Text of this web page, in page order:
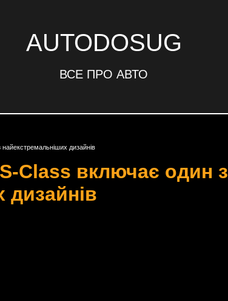
AUTODOSUG
ВСЕ ПРО АВТО
дизайнів
Class включає один з
дизайнів